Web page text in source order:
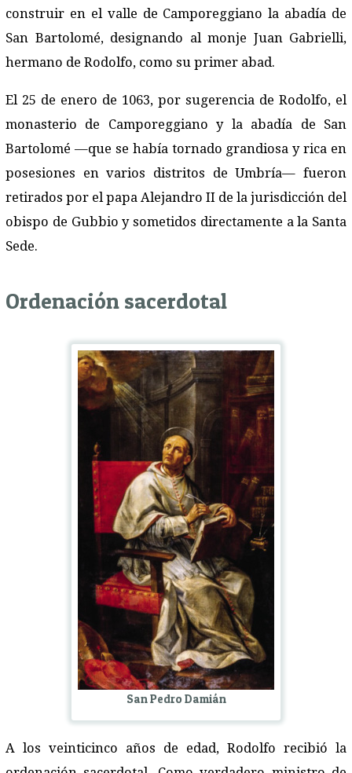
construir en el valle de Camporeggiano la abadía de
San Bartolomé, designando al monje Juan Gabrielli,
hermano de Rodolfo, como su primer abad.
El 25 de enero de 1063, por sugerencia de Rodolfo, el
monasterio de Camporeggiano y la abadía de San
Bartolomé —que se había tornado grandiosa y rica en
posesiones en varios distritos de Umbría— fueron
retirados por el papa Alejandro II de la jurisdicción del
obispo de Gubbio y sometidos directamente a la Santa
Sede.
Ordenación sacerdotal
San Pedro Damián
A los veinticinco años de edad, Rodolfo recibió la